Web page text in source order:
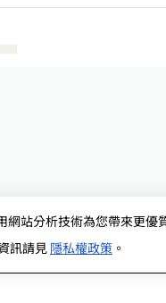
網站分析技術為您帶來更優
訊請見 隱私權政策 。